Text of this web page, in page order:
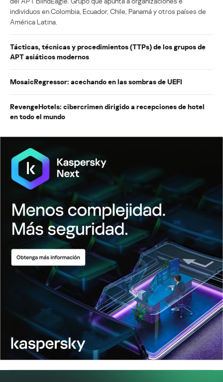
individuos en Colombia, Ecuador, Chile, Panamá y otros países de
América Latina.
Tácticas, técnicas y procedimientos (TTPs) de los grupos de
APT asiáticos modernos
MosaicRegressor: acechando en las sombras de UEFI
RevengeHotels: cibercrimen dirigido a recepciones de hotel
en todo el mundo